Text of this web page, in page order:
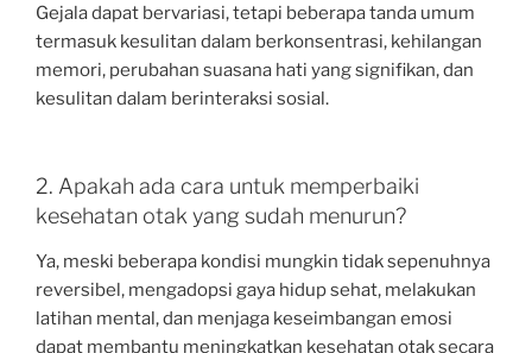
Gejala dapat bervariasi, tetapi beberapa tanda umum
termasuk kesulitan dalam berkonsentrasi, kehilangan
memori, perubahan suasana hati yang signifikan, dan
kesulitan dalam berinteraksi sosial.
2. Apakah ada cara untuk memperbaiki
kesehatan otak yang sudah menurun?
Ya, meski beberapa kondisi mungkin tidak sepenuhnya
reversibel, mengadopsi gaya hidup sehat, melakukan
latihan mental, dan menjaga keseimbangan emosi
dapat membantu meningkatkan kesehatan otak secara